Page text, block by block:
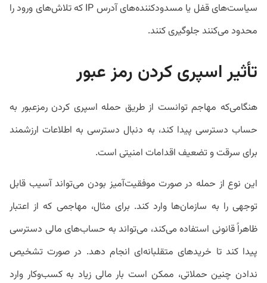
سیاست‌های قفل یا مسدودکننده‌های آدرس IP که تلاش‌های ورود را
محدود می‌کنند جلوگیری کنند.
تأثیر اسپری کردن رمز عبور
هنگامی‌که مهاجم توانست از طریق حمله اسپری کردن رمزعبور به
حساب دسترسی پیدا کند، به دنبال دسترسی به اطلاعات ارزشمند
برای سرقت و تضعیف اقدامات امنیتی است.
این نوع از حمله در صورت موفقیت‌آمیز بودن می‌تواند آسیب قابل
توجهی را به سازمان‌ها وارد کند. برای مثال، مهاجمی‌ که از اعتبار
ظاهراً قانونی استفاده می‌کند، می‌تواند به حساب‌های مالی دسترسی
پیدا کند تا خریدهای متقلبانه‌ای انجام دهد. در صورت تشخیص
ندادن چنین حملاتی، ممکن است بار مالی زیاد به کسب‌وکار وارد